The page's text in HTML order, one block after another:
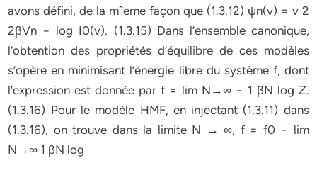
avons défini, de la mˆeme façon que (1.3.12) ψn(v) = v 2
2βVn − log I0(v). (1.3.15) Dans l’ensemble canonique,
l’obtention des propriétés d’équilibre de ces modèles
s’opère en minimisant l’énergie libre du système f, dont
l’expression est donnée par f = lim N→∞ − 1 βN log Z.
(1.3.16) Pour le modèle HMF, en injectant (1.3.11) dans
(1.3.16), on trouve dans la limite N → ∞, f = f0 − lim
N→∞ 1 βN log